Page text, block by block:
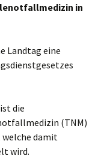
in
Landtag eine
die
(TNM)
welche damit
wird.